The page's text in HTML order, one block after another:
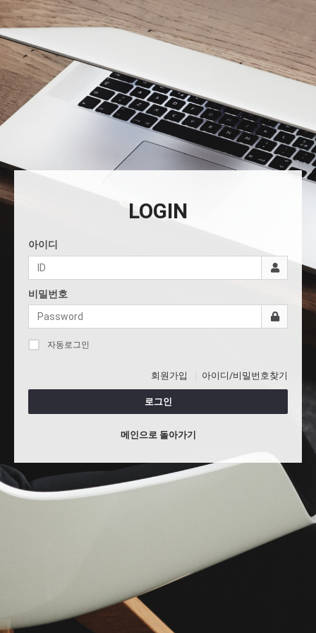
LOGIN
아이디
비밀번호
자동로그인
회원가입 아이디/비밀번호찾기
로그인
메인으로 돌아가기